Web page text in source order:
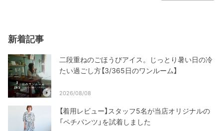
新着記事
二段重ねのごほうびアイス。じっとり暑い日の冷
たい過ごし方【3/365日のワンルーム】
2026/08/08
【着用レビュー】スタッフ5名が当店オリジナルの
「ペチパンツ」を試着しました